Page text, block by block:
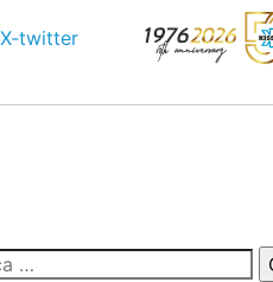
X-twitter